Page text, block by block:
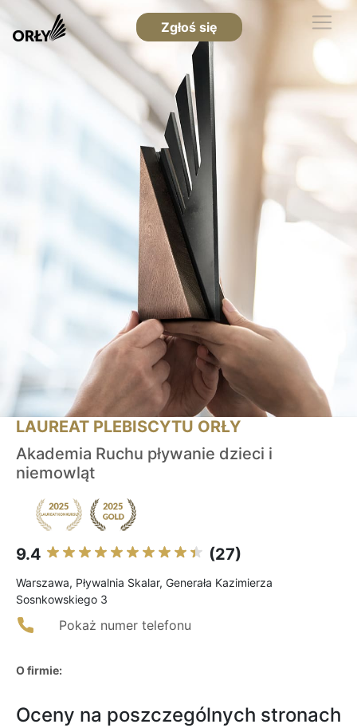
Zgłoś się
LAUREAT PLEBISCYTU ORŁY
Akademia Ruchu pływanie dzieci i
niemowląt
9.4 (27)
Warszawa, Pływalnia Skalar, Generała Kazimierza
Sosnkowskiego 3
Pokaż numer telefonu
O firmie:
Oceny na poszczególnych stronach